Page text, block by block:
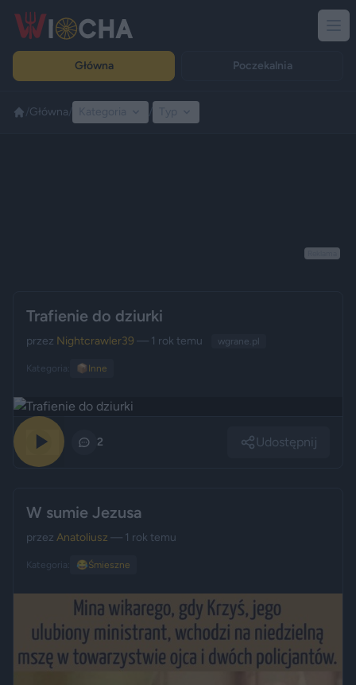
Główna Poczekalnia
Główna
Trafienie do dziurki
przez Nightcrawler39 — 1 rok temu wgrane.pl
Kategoria: 📦 Inne
2 Udostępnij
W sumie Jezusa
przez Anatoliusz — 1 rok temu
Kategoria: 😂Śmieszne